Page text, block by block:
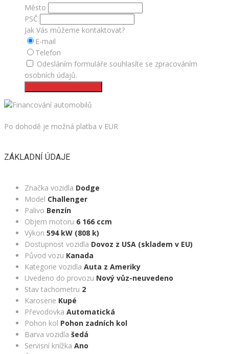
Město
PSČ
Jak Vás můžeme kontaktovat?
E-mail
Telefon
Odesláním formuláře souhlasíte se zpracováním
osobních údajů.
Po dohodě je možná platba v EUR
ZÁKLADNÍ ÚDAJE
Značka vozidla Dodge
Model Challenger
Palivo Benzín
Objem motoru 6 166 ccm
Výkon 594 kW (808 k)
Dostupnost vozidla Dovoz z USA (skladem v EU)
Původ vozu Kanada
Kategorie vozidla Auta z Ameriky
Uvedeno do provozu Nový vůz-neuvedeno
Stav tachometru 2
Karoserie Kupé
Převodovka Automatická
Pohon kol Pohon zadních kol
Barva vozidla šedá
Servisní knížka Ano